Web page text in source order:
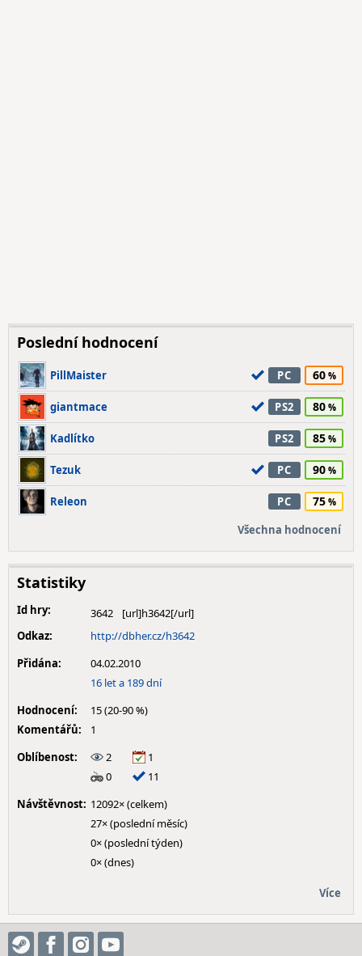
Poslední hodnocení
PillMaister PC 60
giantmace PS2 80
Kadlítko PS2 85
Tezuk PC 90
Releon PC 75
Všechna hodnocení
Statistiky
Id hry:
3642
Odkaz:
http://dbher.cz/h3642
Přidána:
04.02.2010
16 let a 189 dní
Hodnocení:
15 (20-90 %)
Komentářů:
1
Oblíbenost:
2
1
0
11
Návštěvnost: 12092× (celkem)
27× (poslední měsíc)
0× (poslední týden)
0× (dnes)
Více